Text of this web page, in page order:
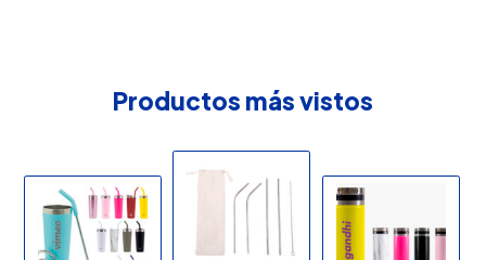
Productos más vistos